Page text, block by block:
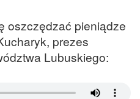
oszczędzać pieniądze
prezes
Lubuskiego: